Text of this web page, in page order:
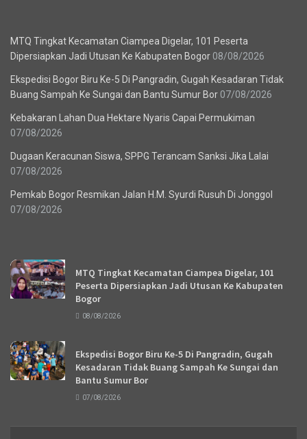
MTQ Tingkat Kecamatan Ciampea Digelar, 101 Peserta
Dipersiapkan Jadi Utusan Ke Kabupaten Bogor 08/08/2026
Ekspedisi Bogor Biru Ke-5 Di Pangradin, Gugah Kesadaran Tidak
Buang Sampah Ke Sungai dan Bantu Sumur Bor 07/08/2026
Kebakaran Lahan Dua Hektare Nyaris Capai Permukiman
07/08/2026
Dugaan Keracunan Siswa, SPPG Terancam Sanksi Jika Lalai
07/08/2026
Pemkab Bogor Resmikan Jalan H.M. Syurdi Rusuh Di Jonggol
07/08/2026
MTQ Tingkat Kecamatan Ciampea Digelar, 101
Peserta Dipersiapkan Jadi Utusan Ke Kabupaten
Bogor
08/08/2026
Ekspedisi Bogor Biru Ke-5 Di Pangradin, Gugah
Kesadaran Tidak Buang Sampah Ke Sungai dan
Bantu Sumur Bor
07/08/2026